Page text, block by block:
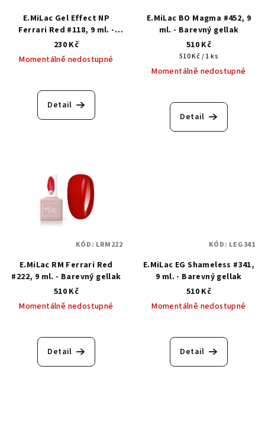
E.MiLac Gel Effect NP
Ferrari Red #118, 9 ml. -
Klasický lak s gelovým
efektem
230 Kč
Momentálně nedostupné
hodnocení
produktu
Detail
E.MiLac BO Magma #452, 9
ml. - Barevný gellak
510 Kč
Měrná
cena:
510 Kč / 1 ks
Momentálně nedostupné
Detail
E.MiLac RM Ferrari Red
#222, 9 ml. - Barevný gellak
510 Kč
Momentálně nedostupné
Detail
KÓD: LRM222
E.MiLac EG Shameless #341,
9 ml. - Barevný gellak
510 Kč
Momentálně nedostupné
Detail
KÓD: LEG341